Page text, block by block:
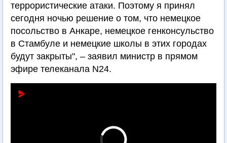
террористические атаки. Поэтому я принял
сегодня ночью решение о том, что немецкое
посольство в Анкаре, немецкое генконсульство
в Стамбуле и немецкие школы в этих городах
будут закрыты", – заявил министр в прямом
эфире телеканала N24.